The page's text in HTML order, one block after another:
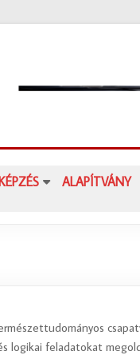
ALAPÍTVÁNY
logikai feladatokat